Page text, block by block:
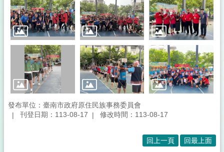
發布單位：臺南市政府原住民族事務委員會
刊登日期：113-08-17
修改時間：113-08-17
回上一頁 回最上面